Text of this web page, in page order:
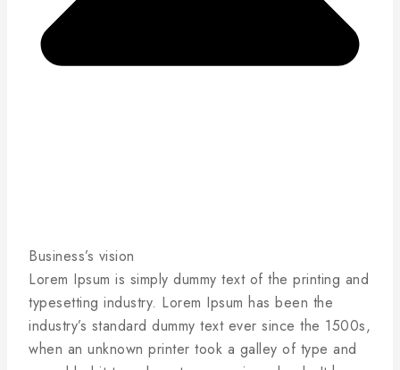
Business’s vision
Lorem Ipsum is simply dummy text of the printing and
typesetting industry. Lorem Ipsum has been the
industry’s standard dummy text ever since the 1500s,
when an unknown printer took a galley of type and